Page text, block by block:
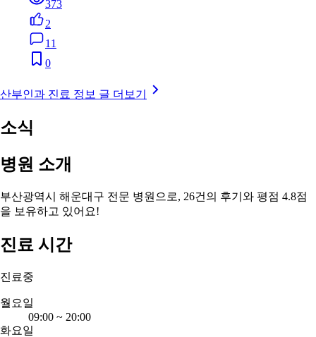
373
2
11
0
산부인과 진료 정보 글 더보기
소식
병원 소개
부산광역시 해운대구 전문 병원으로, 26건의 후기와 평점 4.8점
을 보유하고 있어요!
진료 시간
진료중
월요일
09:00 ~ 20:00
화요일